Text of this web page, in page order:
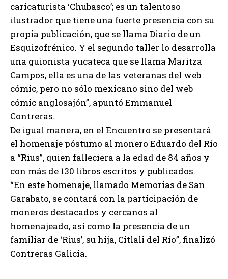
caricaturista ‘Chubasco’; es un talentoso
ilustrador que tiene una fuerte presencia con su
propia publicación, que se llama Diario de un
Esquizofrénico. Y el segundo taller lo desarrolla
una guionista yucateca que se llama Maritza
Campos, ella es una de las veteranas del web
cómic, pero no sólo mexicano sino del web
cómic anglosajón”, apuntó Emmanuel
Contreras.
De igual manera, en el Encuentro se presentará
el homenaje póstumo al monero Eduardo del Río
a “Rius”, quien falleciera a la edad de 84 años y
con más de 130 libros escritos y publicados.
“En este homenaje, llamado Memorias de San
Garabato, se contará con la participación de
moneros destacados y cercanos al
homenajeado, así como la presencia de un
familiar de ‘Rius’, su hija, Citlali del Río”, finalizó
Contreras Galicia.